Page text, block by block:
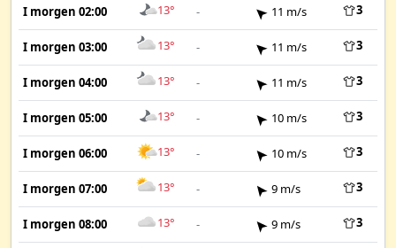
I morgen 02:00 13° - 11 m/s 3
I morgen 03:00 13° - 11 m/s 3
I morgen 04:00 13° - 11 m/s 3
I morgen 05:00 13° - 10 m/s 3
I morgen 06:00 13° - 10 m/s 3
I morgen 07:00 13° - 9 m/s 3
I morgen 08:00 13° - 9 m/s 3